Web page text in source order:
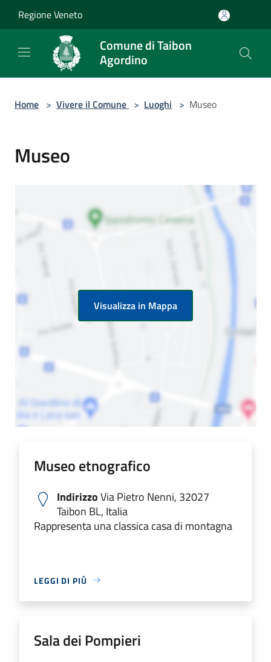
Regione Veneto
Comune di Taibon
Agordino
Home > Vivere il Comune > Luoghi > Museo
Museo
Visualizza in Mappa
Museo etnografico
IndirizzoVia Pietro Nenni, 32027
Taibon BL, Italia
Rappresenta una classica casa di montagna
LEGGI DI PIÙ
Sala dei Pompieri